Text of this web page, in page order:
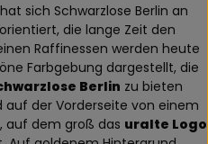
sich Schwarzlose Berlin an
orientiert, die lange Zeit den
Raffinessen werden heute
Farbgebung dargestellt, die
Berlin zu bieten
auf der Vorderseite von einem
auf dem groß das uralte Logo